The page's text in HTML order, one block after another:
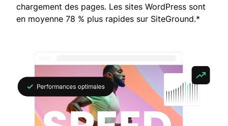
chargement des pages. Les sites WordPress sont
en moyenne 78 % plus rapides sur SiteGround.*